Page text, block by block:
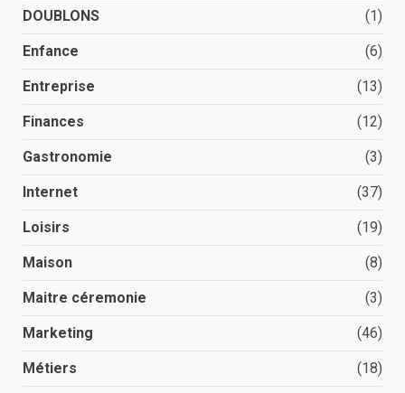
DOUBLONS (1)
Enfance (6)
Entreprise (13)
Finances (12)
Gastronomie (3)
Internet (37)
Loisirs (19)
Maison (8)
Maitre céremonie (3)
Marketing (46)
Métiers (18)